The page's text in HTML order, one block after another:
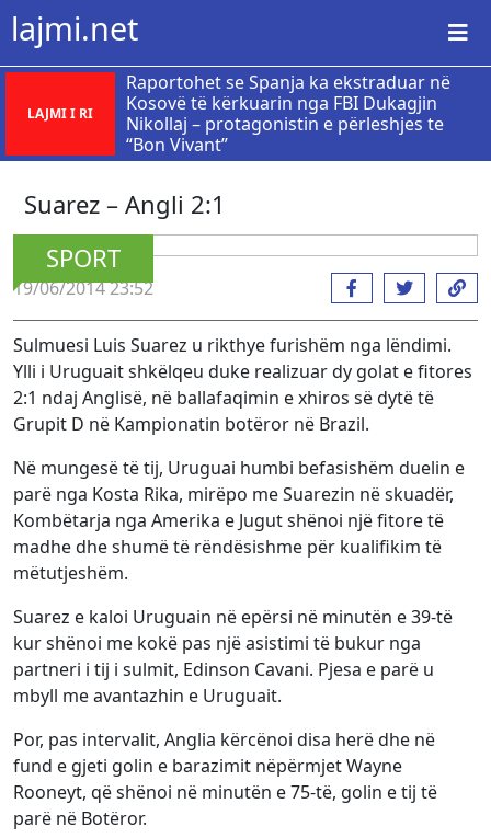
lajmi.net
LAJMI I RI
Raportohet se Spanja ka ekstraduar në
Kosovë të kërkuarin nga FBI Dukagjin
Nikollaj – protagonistin e përleshjes te
“Bon Vivant”
Suarez – Angli 2:1
SPORT
19/06/2014 23:52
Sulmuesi Luis Suarez u rikthye furishëm nga lëndimi.
Ylli i Uruguait shkëlqeu duke realizuar dy golat e fitores
2:1 ndaj Anglisë, në ballafaqimin e xhiros së dytë të
Grupit D në Kampionatin botëror në Brazil.
Në mungesë të tij, Uruguai humbi befasishëm duelin e
parë nga Kosta Rika, mirëpo me Suarezin në skuadër,
Kombëtarja nga Amerika e Jugut shënoi një fitore të
madhe dhe shumë të rëndësishme për kualifikim të
mëtutjeshëm.
Suarez e kaloi Uruguain në epërsi në minutën e 39-të
kur shënoi me kokë pas një asistimi të bukur nga
partneri i tij i sulmit, Edinson Cavani. Pjesa e parë u
mbyll me avantazhin e Uruguait.
Por, pas intervalit, Anglia kërcënoi disa herë dhe në
fund e gjeti golin e barazimit nëpërmjet Wayne
Rooneyt, që shënoi në minutën e 75-të, golin e tij të
parë në Botëror.